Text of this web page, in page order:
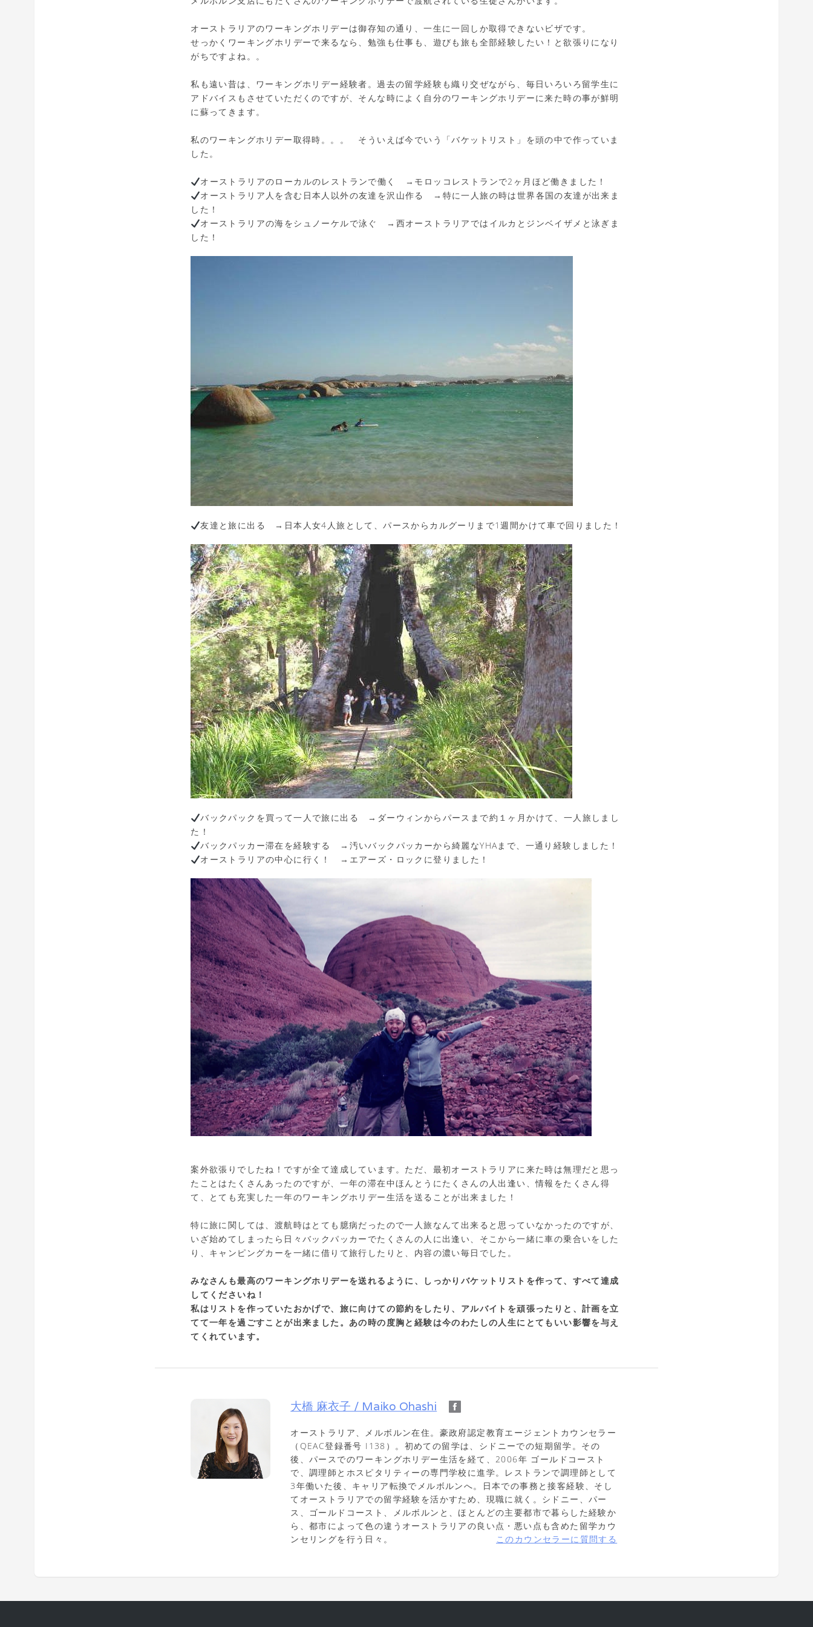
オーストラリアのワーキングホリデーは御存知の通り、一生に一回しか取得できないビザです。
せっかくワーキングホリデーで来るなら、勉強も仕事も、遊びも旅も全部経験したい！と欲張りになり
がちですよね。。
私も遠い昔は、ワーキングホリデー経験者。過去の留学経験も織り交ぜながら、毎日いろいろ留学生に
アドバイスもさせていただくのですが、そんな時によく自分のワーキングホリデーに来た時の事が鮮明
に蘇ってきます。
私のワーキングホリデー取得時。。。 そういえば今でいう「バケットリスト」を頭の中で作っていま
した。
オーストラリアのローカルのレストランで働く →モロッコレストランで2ヶ月ほど働きました！
オーストラリア人を含む日本人以外の友達を沢山作る →特に一人旅の時は世界各国の友達が出来ま
した！
オーストラリアの海をシュノーケルで泳ぐ →西オーストラリアではイルカとジンベイザメと泳ぎま
した！
友達と旅に出る →日本人女4人旅として、パースからカルグーリまで1週間かけて車で回りました！
バックパックを買って一人で旅に出る →ダーウィンからパースまで約１ヶ月かけて、一人旅しまし
た！
バックパッカー滞在を経験する →汚いバックパッカーから綺麗なYHAまで、一通り経験しました！
オーストラリアの中心に行く！ →エアーズ・ロックに登りました！
案外欲張りでしたね！ですが全て達成しています。ただ、最初オーストラリアに来た時は無理だと思っ
たことはたくさんあったのですが、一年の滞在中ほんとうにたくさんの人出逢い、情報をたくさん得
て、とても充実した一年のワーキングホリデー生活を送ることが出来ました！
特に旅に関しては、渡航時はとても臆病だったので一人旅なんて出来ると思っていなかったのですが、
いざ始めてしまったら日々バックパッカーでたくさんの人に出逢い、そこから一緒に車の乗合いをした
り、キャンピングカーを一緒に借りて旅行したりと、内容の濃い毎日でした。
みなさんも最高のワーキングホリデーを送れるように、しっかりバケットリストを作って、すべて達成
してくださいね！
私はリストを作っていたおかげで、旅に向けての節約をしたり、アルバイトを頑張ったりと、計画を立
てて一年を過ごすことが出来ました。あの時の度胸と経験は今のわたしの人生にとてもいい影響を与え
てくれています。
大橋 麻衣子 / Maiko Ohashi
オーストラリア、メルボルン在住。豪政府認定教育エージェントカウンセラー
（QEAC登録番号 I138）。初めての留学は、シドニーでの短期留学。その
後、パースでのワーキングホリデー生活を経て、2006年 ゴールドコースト
で、調理師とホスピタリティーの専門学校に進学。レストランで調理師として
3年働いた後、キャリア転換でメルボルンへ。日本での事務と接客経験、そし
てオーストラリアでの留学経験を活かすため、現職に就く。シドニー、パー
ス、ゴールドコースト、メルボルンと、ほとんどの主要都市で暮らした経験か
ら、都市によって色の違うオーストラリアの良い点・悪い点も含めた留学カウ
ンセリングを行う日々。
このカウンセラーに質問する